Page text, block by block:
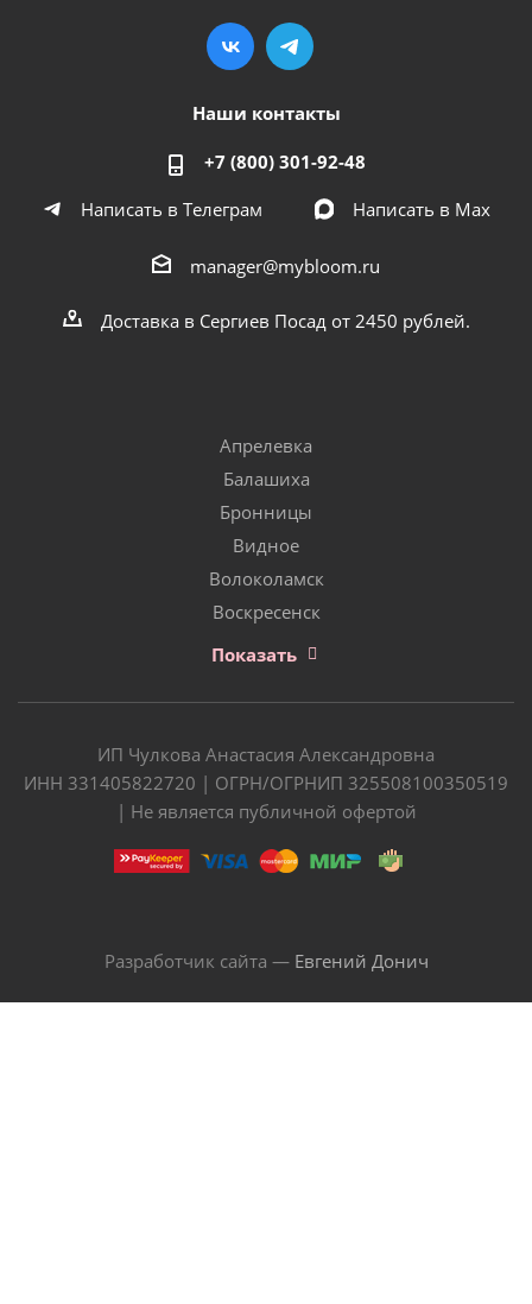
Наши контакты
+7 (800) 301-92-48
Написать в Телеграм
Написать в Мах
manager@mybloom.ru
Доставка в Сергиев Посад от 2450 рублей.
Апрелевка
Балашиха
Бронницы
Видное
Волоколамск
Воскресенск
Показать
ИП Чулкова Анастасия Александровна
ИНН 331405822720 | ОГРН/ОГРНИП 325508100350519
| Не является публичной офертой
Разработчик сайта — Евгений Донич